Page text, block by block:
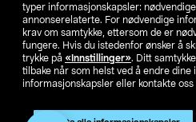
typer informasjonskapsler:
annonserelaterte. For nødvendige
krav om samtykke, ettersom de er
fungere. Hvis du istedenfor ønsker å
trykke på «Innstillinger». Ditt
tilbake når som helst ved å endre dine
informasjonskapsler eller kontakte oss
SE NO